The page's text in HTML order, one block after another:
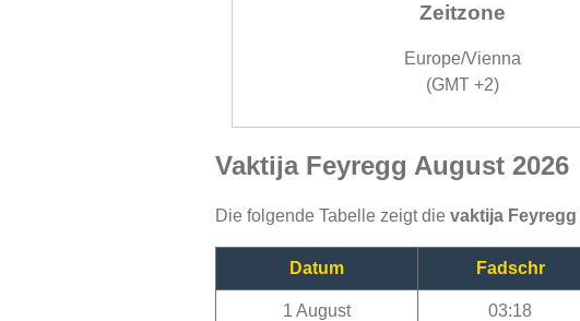
Zeitzone
Europe/Vienna
(GMT +2)
Vaktija Feyregg August 2026
Die folgende Tabelle zeigt die vaktija Feyregg
Datum Fadschr
1 August 03:18